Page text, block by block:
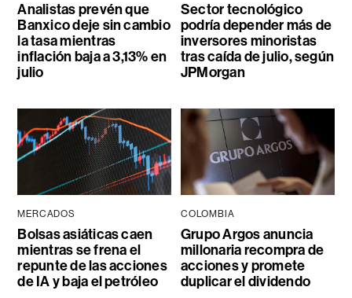
Analistas prevén que
Banxico deje sin cambio
la tasa mientras
inflación baja a 3,13% en
julio
Sector tecnológico
podría depender más de
inversores minoristas
tras caída de julio, según
JPMorgan
MERCADOS
Bolsas asiáticas caen
mientras se frena el
repunte de las acciones
de IA y baja el petróleo
COLOMBIA
Grupo Argos anuncia
millonaria recompra de
acciones y promete
duplicar el dividendo